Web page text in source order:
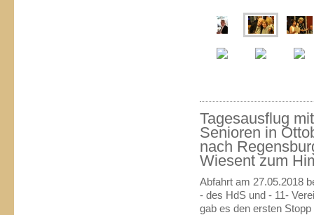
Tagesausflug
Senioren in
nach
Wiesent zum
Abfahrt am 27.05.2018
- des HdS und - 11-
gab es den ersten